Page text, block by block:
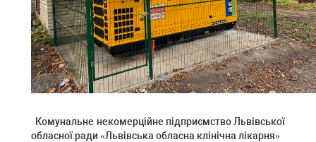
Комунальне некомерційне підприємство Львівської
обласної ради «Львівська обласна клінічна лікарня»